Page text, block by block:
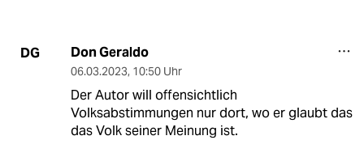
DG Don Geraldo
06.03.2023, 10:50 Uhr
Der Autor will offensichtlich
Volksabstimmungen nur dort, wo er glaubt das
das Volk seiner Meinung ist.